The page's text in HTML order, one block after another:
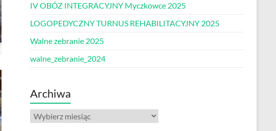
IV OBÓZ INTEGRACYJNY Myczkowce 2025
LOGOPEDYCZNY TURNUS REHABILITACYJNY 2025
Walne zebranie 2025
walne_zebranie_2024
Archiwa
Archiwa